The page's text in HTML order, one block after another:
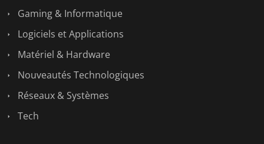
Gaming & Informatique
Logiciels et Applications
Matériel & Hardware
Nouveautés Technologiques
Réseaux & Systèmes
Tech